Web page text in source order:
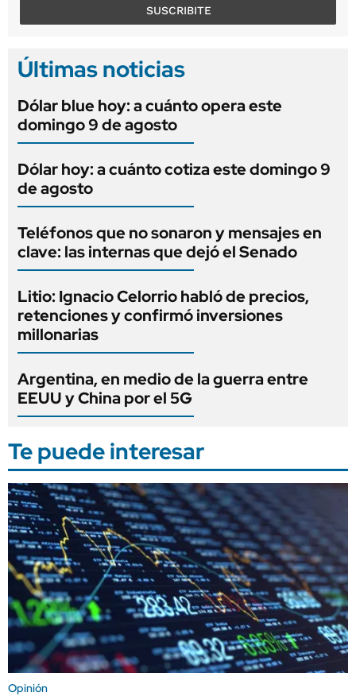
SUSCRIBITE
Últimas noticias
Dólar blue hoy: a cuánto opera este
domingo 9 de agosto
Dólar hoy: a cuánto cotiza este domingo 9
de agosto
Teléfonos que no sonaron y mensajes en
clave: las internas que dejó el Senado
Litio: Ignacio Celorrio habló de precios,
retenciones y confirmó inversiones
millonarias
Argentina, en medio de la guerra entre
EEUU y China por el 5G
Te puede interesar
Opinión